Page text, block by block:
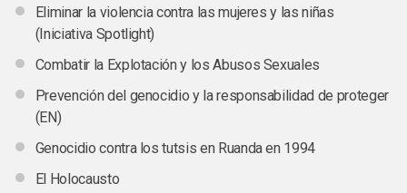
Eliminar la violencia contra las mujeres y las niñas
(Iniciativa Spotlight)
Combatir la Explotación y los Abusos Sexuales
Prevención del genocidio y la responsabilidad de proteger
(EN)
Genocidio contra los tutsis en Ruanda en 1994
El Holocausto